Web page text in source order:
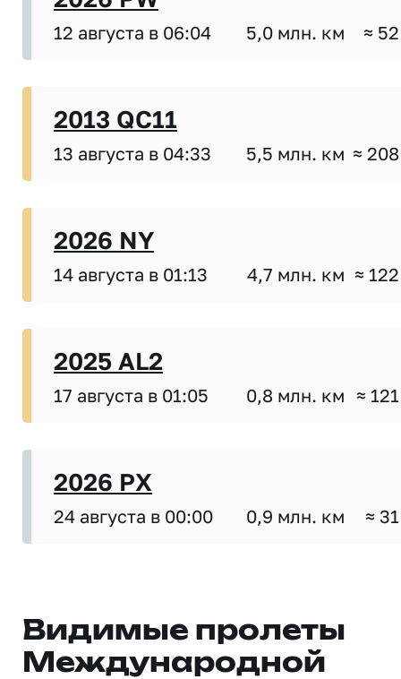
12 августа в 06:04 5,0 млн. км ≈
2013 QC11
13 августа в 04:33 5,5 млн. км ≈
2026 NY
14 августа в 01:13 4,7 млн. км ≈
2025 AL2
17 августа в 01:05 0,8 млн. км ≈
2026 PX
24 августа в 00:00 0,9 млн. км ≈
Видимые пролеты
Международной